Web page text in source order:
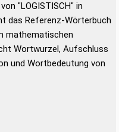
"LOGISTISCH" in
das Referenz-Wörterbuch
mathematischen
Wortwurzel, Aufschluss
und Wortbedeutung von